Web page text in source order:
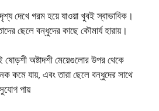
দেখে গরম হয়ে যাওয়া খুবই স্বাভাবিক।
ছেলে বন্ধুদের কাছে কৌমার্য হারায়।
অষ্টাদশী মেয়েগুলোর উপর থেকে
কমে যায়, এবং তারা ছেলে বন্ধুদের সাথে
পায়